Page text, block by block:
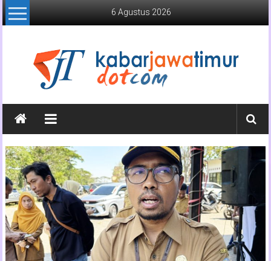
Lompat
ke
6 Agustus 2026
Kabar
Jawa
Timur
Media
Online
Jawa
Timur